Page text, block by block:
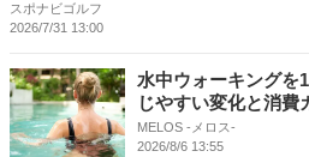
スポナビゴルフ
2026/7/31 13:00
水中ウォーキングを
じやすい変化と消費
MELOS -メロス-
2026/8/6 13:55